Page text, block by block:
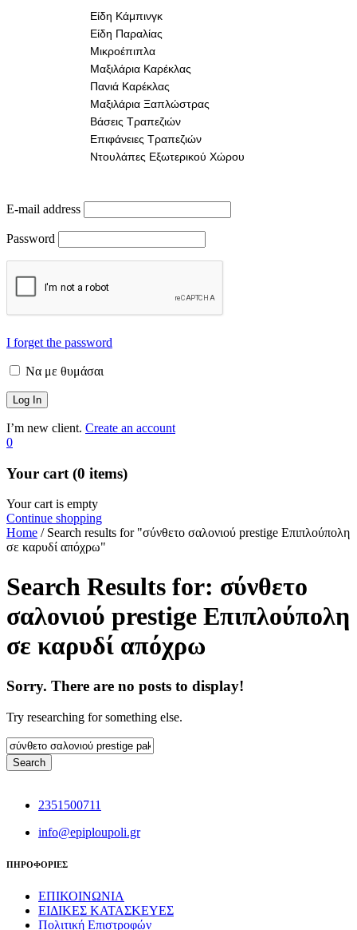
Είδη Κάμπινγκ
Είδη Παραλίας
Μικροέπιπλα
Μαξιλάρια Καρέκλας
Πανιά Καρέκλας
Μαξιλάρια Ξαπλώστρας
Βάσεις Τραπεζιών
Επιφάνειες Τραπεζιών
Ντουλάπες Εξωτερικού Χώρου
E-mail address
Password
I forget the password
Να με θυμάσαι
I’m new client. Create an account
0
Your cart (0 items)
Your cart is empty
Continue shopping
Home / Search results for "σύνθετο σαλονιού prestige Επιπλούπολη
σε καρυδί απόχρω"
Search Results for: σύνθετο
σαλονιού prestige Επιπλούπολη
σε καρυδί απόχρω
Sorry. There are no posts to display!
Try researching for something else.
2351500711
info@epiploupoli.gr
ΠΗΡΟΦΟΡΙΕΣ
ΕΠΙΚΟΙΝΩΝΙΑ
ΕΙΔΙΚΕΣ ΚΑΤΑΣΚΕΥΕΣ
Πολιτική Επιστροφών